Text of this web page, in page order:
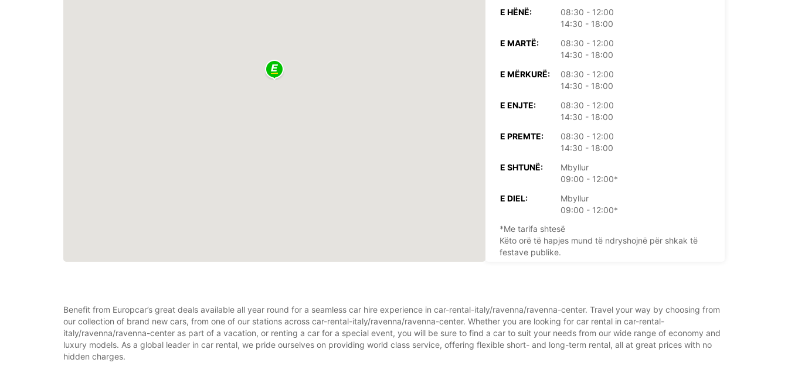
E HËNË:
08:30 - 12:00
14:30 - 18:00
E MARTË:
08:30 - 12:00
14:30 - 18:00
E MËRKURË:
08:30 - 12:00
14:30 - 18:00
E ENJTE:
08:30 - 12:00
14:30 - 18:00
E PREMTE:
08:30 - 12:00
14:30 - 18:00
E SHTUNË:
Mbyllur
09:00 - 12:00*
E DIEL:
Mbyllur
09:00 - 12:00*
*Me tarifa shtesë
Këto orë të hapjes mund të ndryshojnë për shkak të
festave publike.
Itinerari
Benefit from Europcar’s great deals available all year round for a seamless car hire experience in car-rental-italy/ravenna/ravenna-center. Travel your way by choosing from
our collection of brand new cars, from one of our stations across car-rental-italy/ravenna/ravenna-center. Whether you are looking for car rental in car-rental-
italy/ravenna/ravenna-center as part of a vacation, or renting a car for a special event, you will be sure to find a car to suit your needs from our wide range of economy and
luxury models. As a global leader in car rental, we pride ourselves on providing world class service, offering flexible short- and long-term rental, all at great prices with no
hidden charges.